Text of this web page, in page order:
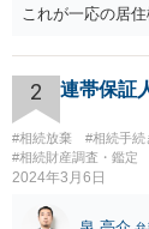
これが一応の居
2 連帯保証
#相続放棄 #相続手続
#相続財産調査・鑑定
2024年3月6日